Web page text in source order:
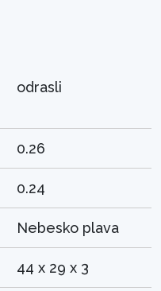
odrasli
0.26
0.24
Nebesko plava
44 x 29 x 3